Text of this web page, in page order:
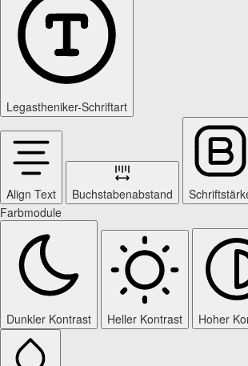
Legastheniker-Schriftart
Align Text Buchstabenabstand
Farbmodule
Dunkler Kontrast Heller Kontrast Hoher